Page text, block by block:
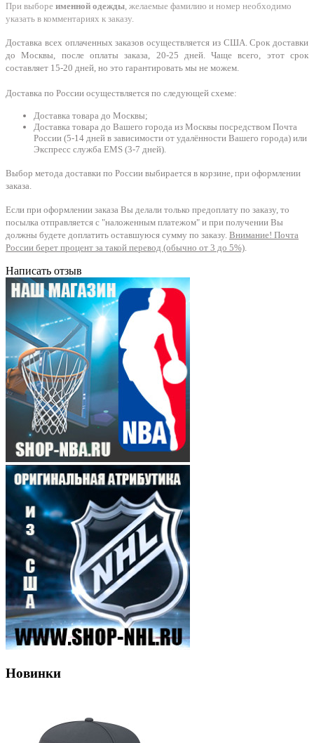
При выборе именной одежды, желаемые фамилию и номер необходимо
указать в комментариях к заказу.
Доставка всех оплаченных заказов осуществляется из США. Срок доставки
до Москвы, после оплаты заказа, 20-25 дней. Чаще всего, этот срок
составляет 15-20 дней, но это гарантировать мы не можем.
Доставка по России осуществляется по следующей схеме:
Доставка товара до Москвы;
Доставка товара до Вашего города из Москвы посредством Почта
России (5-14 дней в зависимости от удалённости Вашего города) или
Экспресс служба EMS (3-7 дней).
Выбор метода доставки по России выбирается в корзине, при оформлении
заказа.
Если при оформлении заказа Вы делали только предоплату по заказу, то
посылка отправляется с "наложенным платежом" и при получении Вы
должны будете доплатить оставшуюся сумму по заказу. Внимание! Почта
России берет процент за такой перевод (обычно от 3 до 5%).
Написать отзыв
Новинки